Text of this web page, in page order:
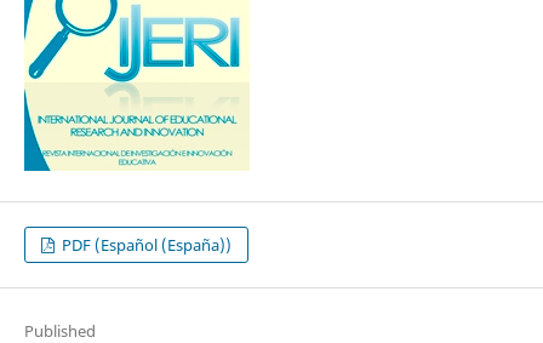
PDF (Español (España))
Published